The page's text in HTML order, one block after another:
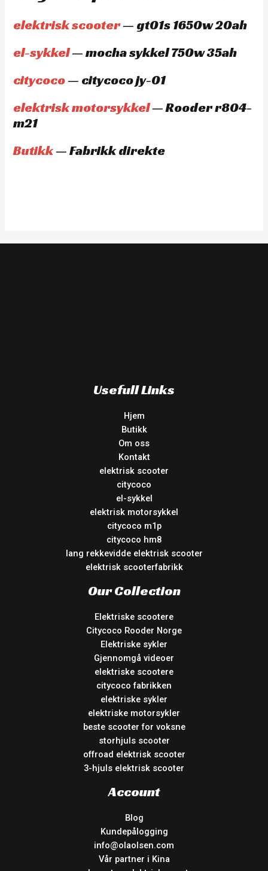
elektrisk scooter— gt01s 1650w 20ah
el-sykkel— mocha sykkel 750w 35ah
citycoco— citycoco jy-01
elektrisk motorsykkel— Rooder r804-
m21
Butikk— Fabrikk direkte
Usefull Links
Hjem
Butikk
Om oss
Kontakt
elektrisk scooter
citycoco
el-sykkel
elektrisk motorsykkel
citycoco m1p
citycoco hm8
lang rekkevidde elektrisk scooter
elektrisk scooterfabrikk
Our Collection
Elektriske scootere
Citycoco Rooder Norge
Elektriske sykler
Gjennomgå videoer
elektriske scootere
citycoco fabrikken
elektriske sykler
elektriske motorsykler
beste scooter for voksne
storhjuls scooter
offroad elektrisk scooter
3-hjuls elektrisk scooter
Account
Blog
Kundepålogging
info@olaolsen.com
Vår partner i Kina